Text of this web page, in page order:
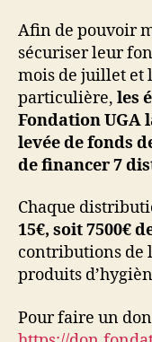
Afin de pouvoir
sécuriser leur
mois de juillet et
particulière, les
Fondation UGA
levée de fonds
de financer 7
Chaque
15€, soit 7500€
contributions de
produits
Pour faire un